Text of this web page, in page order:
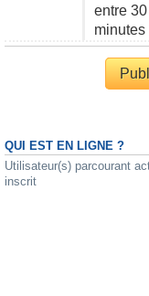
entre
minutes
QUI EST EN LIGNE ?
Utilisateur(s) parcourant
inscrit